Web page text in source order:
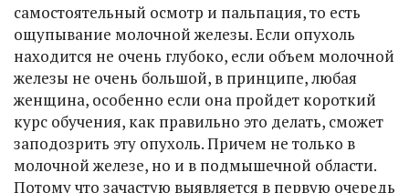
самостоятельный осмотр и пальпация, то есть
ощупывание молочной железы. Если опухоль
находится не очень глубоко, если объем молочной
железы не очень большой, в принципе, любая
женщина, особенно если она пройдет короткий
курс обучения, как правильно это делать, сможет
заподозрить эту опухоль. Причем не только в
молочной железе, но и в подмышечной области.
Потому что зачастую выявляется в первую очередь